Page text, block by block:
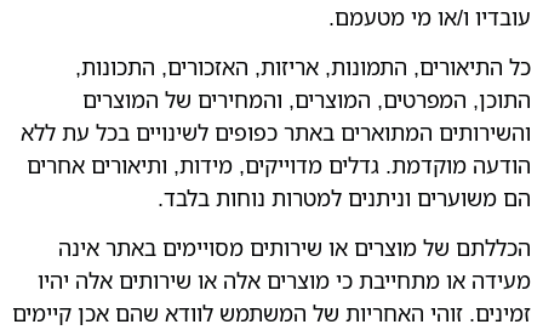
עובדיו ו/או מי מטעמם.
כל התיאורים, התמונות, אריזות, האזכורים, התכונות,
התוכן, המפרטים, המוצרים, והמחירים של המוצרים
והשירותים המתוארים באתר כפופים לשינויים בכל עת ללא
הודעה מוקדמת. גדלים מדוייקים, מידות, ותיאורים אחרים
הם משוערים וניתנים למטרות נוחות בלבד.
הכללתם של מוצרים או שירותים מסויימים באתר אינה
מעידה או מתחייבת כי מוצרים אלה או שירותים אלה יהיו
זמינים. זוהי האחריות של המשתמש לוודא שהם אכן קיימים